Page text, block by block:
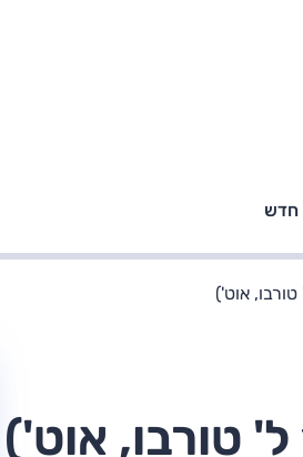
חדש
4, קיה
רכבי הסלבס: